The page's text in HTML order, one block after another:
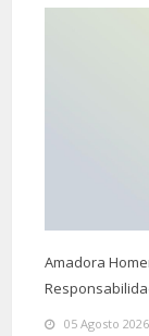
Amadora
05 Agosto 2026